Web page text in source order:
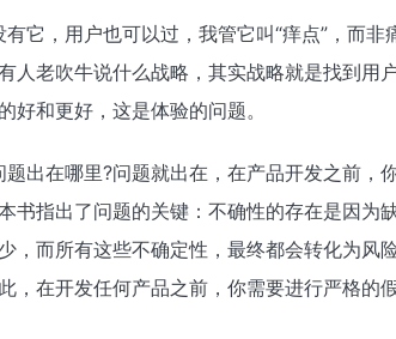
它，用户也可以过，我管它叫“痒点”，而非
人老吹牛说什么战略，其实战略就是找到用
好和更好，这是体验的问题。
出在哪里?问题就出在，在产品开发之前，
书指出了问题的关键：不确性的存在是因为
，而所有这些不确定性，最终都会转化为风
，在开发任何产品之前，你需要进行严格的